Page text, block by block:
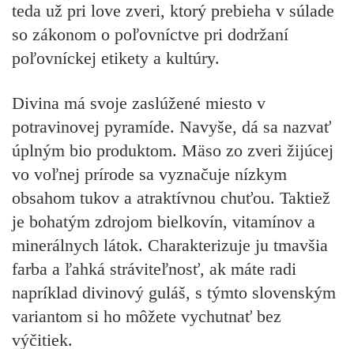
teda už pri love zveri, ktorý prebieha v súlade
so zákonom o poľovníctve pri dodržaní
poľovníckej etikety a kultúry.
Divina má svoje zaslúžené miesto v
potravinovej pyramíde. Navyše, dá sa nazvať
úplným bio produktom. Mäso zo zveri žijúcej
vo voľnej prírode sa vyznačuje nízkym
obsahom tukov a atraktívnou chuťou. Taktiež
je bohatým zdrojom bielkovín, vitamínov a
minerálnych látok. Charakterizuje ju tmavšia
farba a ľahká stráviteľnosť, ak máte radi
napríklad divinový guláš, s týmto slovenským
variantom si ho môžete vychutnať bez
výčitiek.